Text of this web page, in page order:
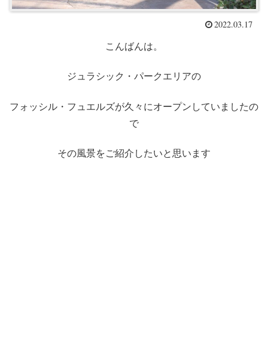
2022.03.17
こんばんは。
ジュラシック・パークエリアの
フォッシル・フュエルズが久々にオープンしていましたの
で
その風景をご紹介したいと思います